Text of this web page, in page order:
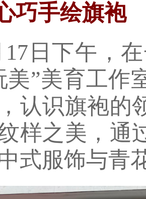
巧手绘旗袍
17日下午，
美”美育工作
认识旗袍的
样之美，通
式服饰与青